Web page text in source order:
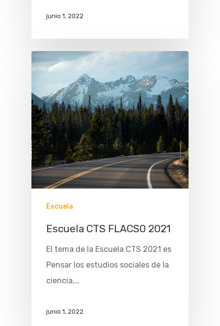
junio 1, 2022
Escuela
Escuela CTS FLACSO 2021
El tema de la Escuela CTS 2021 es
Pensar los estudios sociales de la
ciencia,…
junio 1, 2022